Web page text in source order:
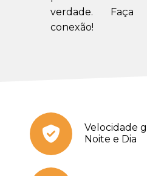
verdade. Faça
conexão!
Velocidade
Noite e Dia